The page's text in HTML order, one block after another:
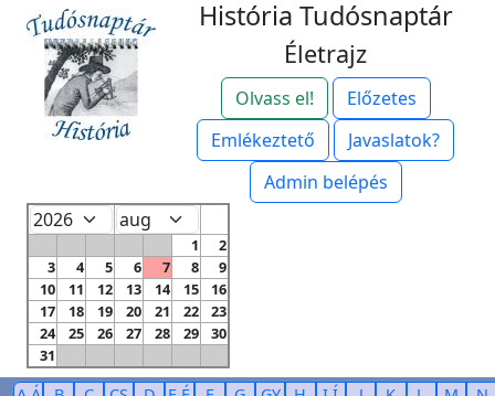
História Tudósnaptár
Életrajz
Olvass el!
Előzetes
Emlékeztető
Javaslatok?
Admin belépés
1
2
3
4 5 6 7 8
9
10
11 12 13 14 15
16
17
18 19 20 21 22
23
24
25 26 27 28 29
30
31